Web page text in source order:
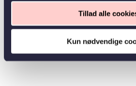
Tillad alle
Kun nødvendige